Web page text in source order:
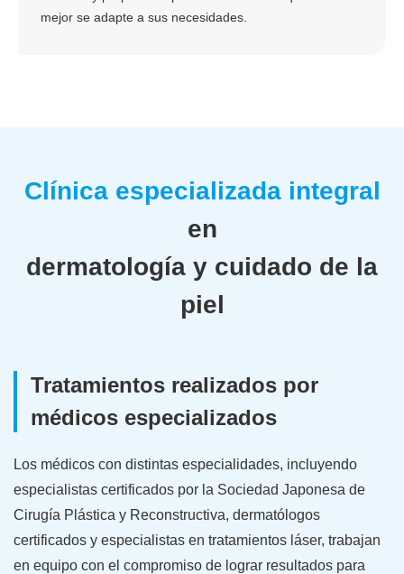
mejor se adapte a sus necesidades.
Clínica especializada integral
en
dermatología y cuidado de la
piel
Tratamientos realizados por
médicos especializados
Los médicos con distintas especialidades, incluyendo
especialistas certificados por la Sociedad Japonesa de
Cirugía Plástica y Reconstructiva, dermatólogos
certificados y especialistas en tratamientos láser, trabajan
en equipo con el compromiso de lograr resultados para